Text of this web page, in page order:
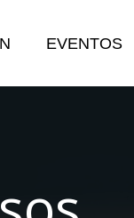
EVENTOS